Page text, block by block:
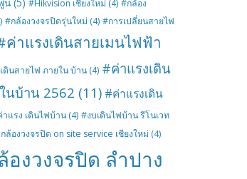
#Hikvision เชียงใหม่ (4) #กล้อง
#กล้องวงจรปิดรุ่นใหม่ (4) #การเปลี่ยนสายไฟ
ค่าแรงเดินสายเมนไฟฟ้า
ดินสายไฟ ภายใน บ้าน (4) #ค่าแรงเดิน
นบ้าน 2562 (11) #ค่าแรงเดิน
แรง เดินไฟบ้าน (4) #งบเดินไฟบ้าน รีโนเวท
ล้องวงจรปิด on site service เชียงใหม่ (4)
องวงจรปิด ลำปาง